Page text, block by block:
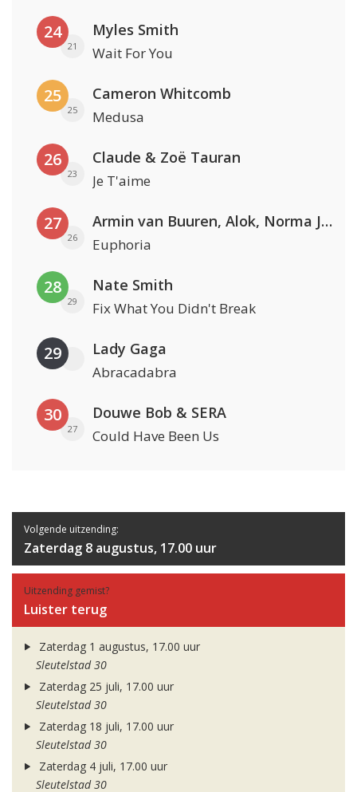
24
21
Myles Smith
Wait For You
25
25
Cameron Whitcomb
Medusa
26
23
Claude & Zoë Tauran
Je T'aime
27
26
Armin van Buuren, Alok, Norma Jean Martine & LAWRENT
Euphoria
28
29
Nate Smith
Fix What You Didn't Break
29 Lady Gaga
Abracadabra
30
27
Douwe Bob & SERA
Could Have Been Us
Volgende uitzending:
Zaterdag 8 augustus, 17.00 uur
Uitzending gemist?
Luister terug
Zaterdag 1 augustus, 17.00 uur
Sleutelstad 30
Zaterdag 25 juli, 17.00 uur
Sleutelstad 30
Zaterdag 18 juli, 17.00 uur
Sleutelstad 30
Zaterdag 4 juli, 17.00 uur
Sleutelstad 30